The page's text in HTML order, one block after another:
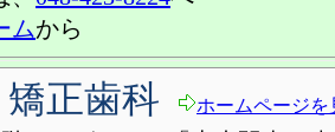
ムから
正歯科 ホームページを